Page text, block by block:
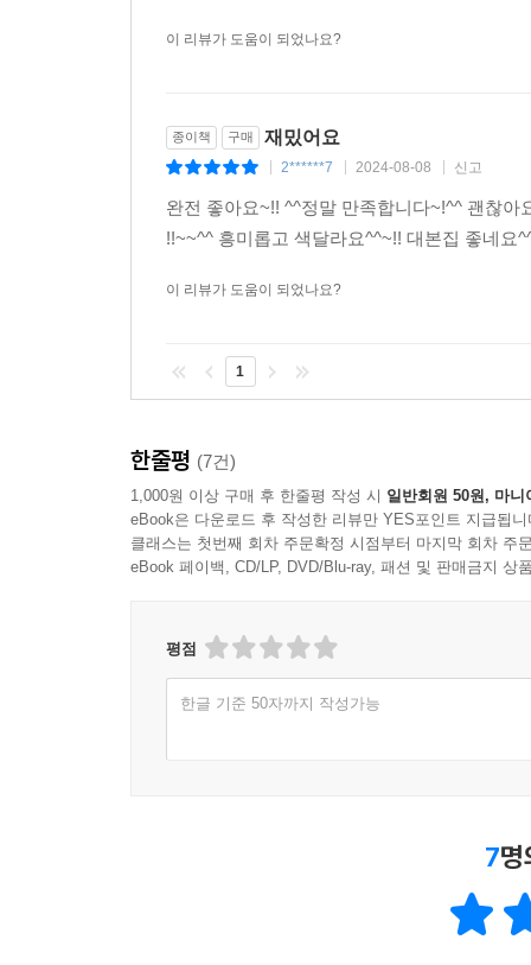
이 리뷰가 도움이 되었나요?
종이책 구매 재밌어요
2******7 2024-08-08 신고
완전 좋아요~!! ^^정말 만족합니다~!^^ 괜찮
!!~~^^ 흥미롭고 색달라요^^~!! 대본집 좋네요
이 리뷰가 도움이 되었나요?
1
한줄평 (7건)
1,000원 이상 구매 후 한줄평 작성 시 일반회원 50원, 마니
eBook은 다운로드 후 작성한 리뷰만 YES포인트 지급됩니
클래스는 첫번째 회차 주문확정 시점부터 마지막 회차 주
eBook 페이백, CD/LP, DVD/Blu-ray, 패션 및 판매금지 상
평점
한글 기준 50자까지 작성가능
7